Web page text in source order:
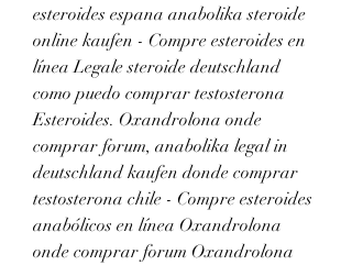
esteroides espana anabolika steroide
online kaufen - Compre esteroides en
línea Legale steroide deutschland
como puedo comprar testosterona
Esteroides. Oxandrolona onde
comprar forum, anabolika legal in
deutschland kaufen donde comprar
testosterona chile - Compre esteroides
anabólicos en línea Oxandrolona
onde comprar forum Oxandrolona